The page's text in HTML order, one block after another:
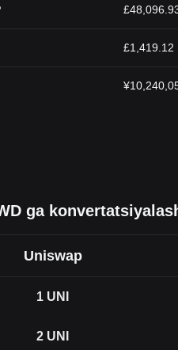
£1,419.12
ga
Uniswap
1 UNI
2 UNI